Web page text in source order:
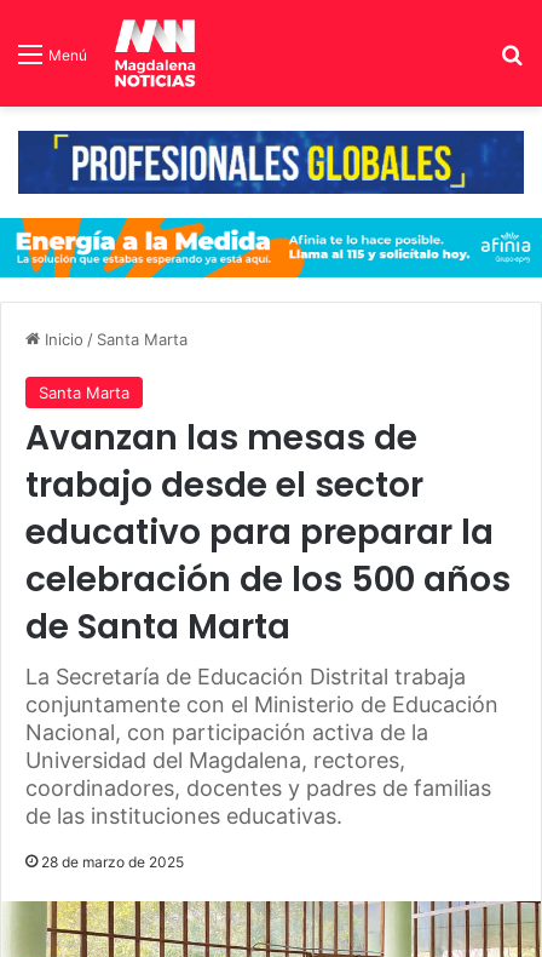
Menú
Inicio / Santa Marta
Santa Marta
Avanzan las mesas de
trabajo desde el sector
educativo para preparar la
celebración de los 500 años
de Santa Marta
La Secretaría de Educación Distrital trabaja
conjuntamente con el Ministerio de Educación
Nacional, con participación activa de la
Universidad del Magdalena, rectores,
coordinadores, docentes y padres de familias
de las instituciones educativas.
28 de marzo de 2025